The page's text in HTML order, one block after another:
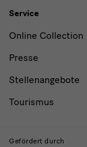
Service
Online Collection
Presse
Stellenangebote
Tourismus
Gefördert durch